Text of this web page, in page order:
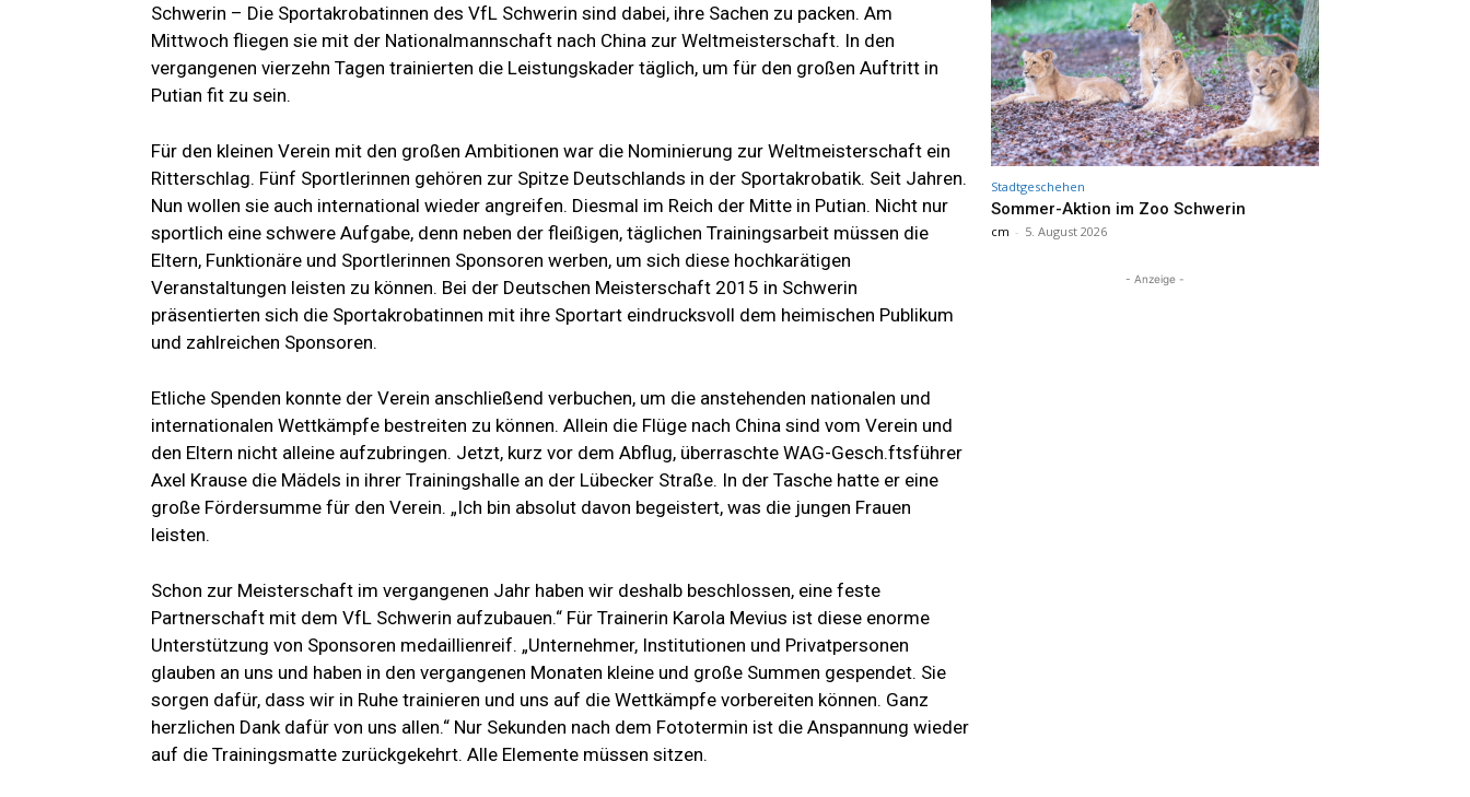
Schwerin – Die Sportakrobatinnen des VfL Schwerin sind dabei, ihre Sachen zu packen. Am
Mittwoch fliegen sie mit der Nationalmannschaft nach China zur Weltmeisterschaft. In den
vergangenen vierzehn Tagen trainierten die Leistungskader täglich, um für den großen Auftritt in
Putian fit zu sein.
Für den kleinen Verein mit den großen Ambitionen war die Nominierung zur Weltmeisterschaft ein
Ritterschlag. Fünf Sportlerinnen gehören zur Spitze Deutschlands in der Sportakrobatik. Seit Jahren.
Nun wollen sie auch international wieder angreifen. Diesmal im Reich der Mitte in Putian. Nicht nur
sportlich eine schwere Aufgabe, denn neben der fleißigen, täglichen Trainingsarbeit müssen die
Eltern, Funktionäre und Sportlerinnen Sponsoren werben, um sich diese hochkarätigen
Veranstaltungen leisten zu können. Bei der Deutschen Meisterschaft 2015 in Schwerin
präsentierten sich die Sportakrobatinnen mit ihre Sportart eindrucksvoll dem heimischen Publikum
und zahlreichen Sponsoren.
Etliche Spenden konnte der Verein anschließend verbuchen, um die anstehenden nationalen und
internationalen Wettkämpfe bestreiten zu können. Allein die Flüge nach China sind vom Verein und
den Eltern nicht alleine aufzubringen. Jetzt, kurz vor dem Abflug, überraschte WAG-Gesch.ftsführer
Axel Krause die Mädels in ihrer Trainingshalle an der Lübecker Straße. In der Tasche hatte er eine
große Fördersumme für den Verein. „Ich bin absolut davon begeistert, was die jungen Frauen
leisten.
Schon zur Meisterschaft im vergangenen Jahr haben wir deshalb beschlossen, eine feste
Partnerschaft mit dem VfL Schwerin aufzubauen.“ Für Trainerin Karola Mevius ist diese enorme
Unterstützung von Sponsoren medaillienreif. „Unternehmer, Institutionen und Privatpersonen
glauben an uns und haben in den vergangenen Monaten kleine und große Summen gespendet. Sie
sorgen dafür, dass wir in Ruhe trainieren und uns auf die Wettkämpfe vorbereiten können. Ganz
herzlichen Dank dafür von uns allen.“ Nur Sekunden nach dem Fototermin ist die Anspannung wieder
auf die Trainingsmatte zurückgekehrt. Alle Elemente müssen sitzen.
Stadtgeschehen
Sommer-Aktion im Zoo Schwerin
cm - 5. August 2026
- Anzeige -